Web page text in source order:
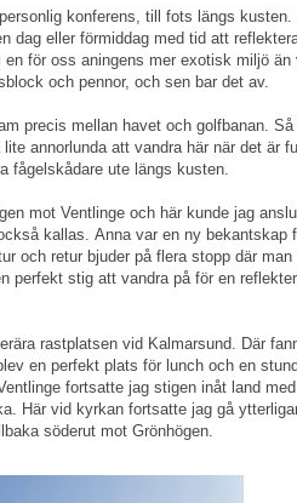
konferens, till fots längs kusten.
dag eller förmiddag med tid att
för oss aningens mer exotisk miljö än
och pennor, och sen bar det av.
precis mellan havet och golfbanan.
annorlunda att vandra här när det är
fågelskådare ute längs kusten.
mot Ventlinge och här kunde jag
kallas. Anna var en ny bekantskap
och retur bjuder på flera stopp där man
stig att vandra på för en
rastplatsen vid Kalmarsund. Där
en perfekt plats för lunch och en
fortsatte jag stigen inåt land
Här vid kyrkan fortsatte jag gå
söderut mot Grönhögen.